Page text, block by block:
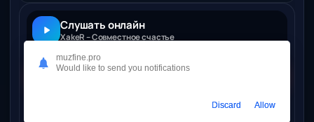
Слушать онлайн
XakeR – Совместное счастье
Скачать
muzfine.pro
Would like to send you notifications
Discard Allow